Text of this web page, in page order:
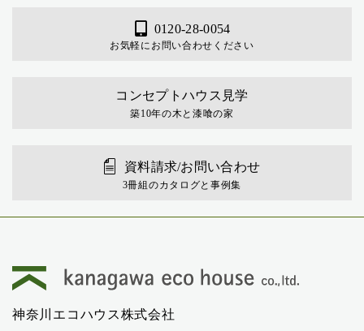
0120-28-0054
お気軽にお問い合わせください
コンセプトハウス見学
築10年の木と漆喰の家
資料請求/お問い合わせ
3冊組のカタログと事例集
神奈川エコハウス株式会社